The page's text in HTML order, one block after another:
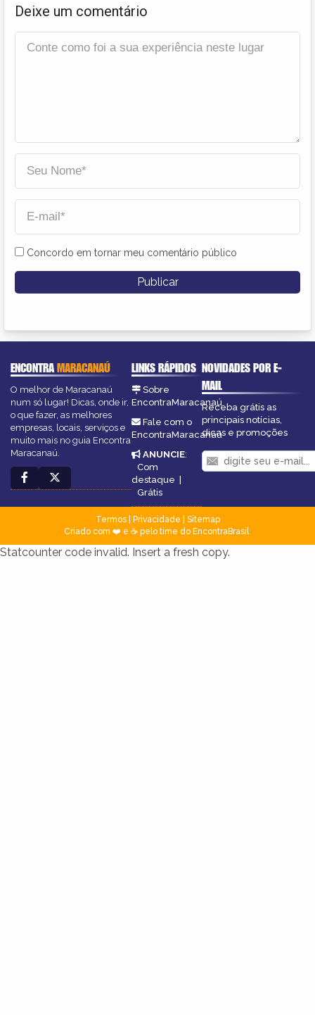
Deixe um comentário
Concordo em tornar meu comentário público
ENCONTRAMARACANAÚ
O melhor de Maracanaú
num só lugar! Dicas, onde ir,
o que fazer, as melhores
empresas, locais, serviços e
muito mais no guia Encontra
Maracanaú.
LINKS RÁPIDOS
Sobre
EncontraMaracanaú
Fale com o
EncontraMaracanaú
ANUNCIE:
Com
destaque
Grátis
NOVIDADES POR E-
MAIL
Receba grátis as
principais notícias,
dicas e promoções
Termos| Privacidade
Sitemap
Criado com ❤️ e ☕ pelo time do EncontraBrasil
Statcounter code invalid. Insert a fresh copy.